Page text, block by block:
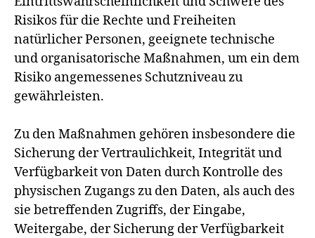
Risikos für die Rechte und Freiheiten
natürlicher Personen, geeignete technische
und organisatorische Maßnahmen, um ein dem
Risiko angemessenes Schutzniveau zu
gewährleisten.
Zu den Maßnahmen gehören insbesondere die
Sicherung der Vertraulichkeit, Integrität und
Verfügbarkeit von Daten durch Kontrolle des
physischen Zugangs zu den Daten, als auch des
sie betreffenden Zugriffs, der Eingabe,
Weitergabe, der Sicherung der Verfügbarkeit